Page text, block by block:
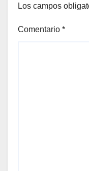
Los campos
Comentario *